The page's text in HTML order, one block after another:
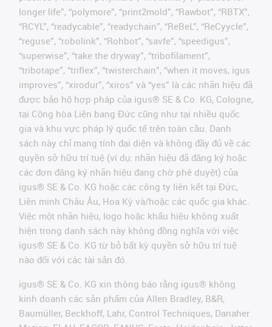
longer life”, “polymore”, “print2mold”, “Rawbot”, “RBTX”,
“RCYL”, “readycable”, “readychain”, “ReBeL”, “ReCyycle”,
“reguse”, “robolink”, “Rohbot”, “savfe”, “speedigus”,
“superwise”, “take the dryway”, “tribofilament”,
“tribotape”, “triflex”, “twisterchain”, “when it moves, igus
improves”, “xirodur”, “xiros” và “yes” là các nhãn hiệu đã
được bảo hộ hợp pháp của igus® SE & Co. KG, Cologne,
tại Cộng hòa Liên bang Đức cũng như tại nhiều quốc
gia và khu vực pháp lý quốc tế trên toàn cầu. Danh
sách này chỉ mang tính đại diện và không đầy đủ về các
quyền sở hữu trí tuệ (ví dụ: nhãn hiệu đã đăng ký hoặc
các đơn đăng ký nhãn hiệu đang chờ phê duyệt) của
igus® SE & Co. KG hoặc các công ty liên kết tại Đức,
Liên minh Châu Âu, Hoa Kỳ và/hoặc các quốc gia khác.
Việc một nhãn hiệu, logo hoặc khẩu hiệu không xuất
hiện trong danh sách này không đồng nghĩa với việc
igus® SE & Co. KG từ bỏ bất kỳ quyền sở hữu trí tuệ
nào đối với các tài sản đó.
igus® SE & Co. KG xin thông báo rằng igus® không
kinh doanh các sản phẩm của Allen Bradley, B&R,
Baumüller, Beckhoff, Lahr, Control Techniques, Danaher